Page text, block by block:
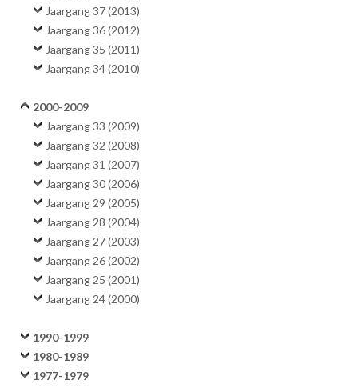
Jaargang 37 (2013)
Jaargang 36 (2012)
Jaargang 35 (2011)
Jaargang 34 (2010)
2000-2009
Jaargang 33 (2009)
Jaargang 32 (2008)
Jaargang 31 (2007)
Jaargang 30 (2006)
Jaargang 29 (2005)
Jaargang 28 (2004)
Jaargang 27 (2003)
Jaargang 26 (2002)
Jaargang 25 (2001)
Jaargang 24 (2000)
1990-1999
1980-1989
1977-1979